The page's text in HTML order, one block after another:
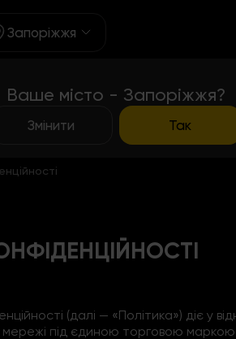
Запоріжжя
Ваше місто - Запоріжжя?
Змінити Так
Темпура роли
(далі — «Політика») діє у
під єдиною торговою маркою